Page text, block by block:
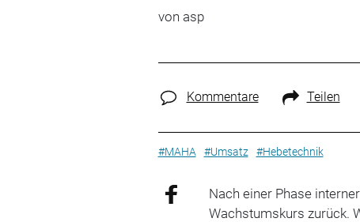
von asp
Kommentare Teilen
#MAHA #Umsatz #Hebetechnik
Nach einer Phase
Wachstumskurs zurück.